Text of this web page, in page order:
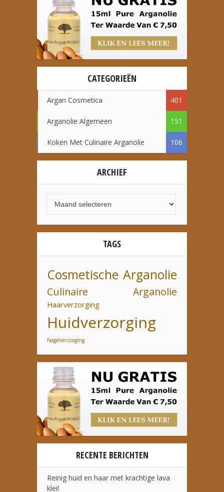
CATEGORIEËN
Argan Cosmetica 401
Arganolie Algemeen 151
Koken Met Culinaire Arganolie 106
ARCHIEF
TAGS
Cosmetische Arganolie
Culinaire Arganolie
Haarverzorging
Huidverzorging
Nagelverzorging
RECENTE BERICHTEN
Reinig huid en haar met krachtige lava
klei!